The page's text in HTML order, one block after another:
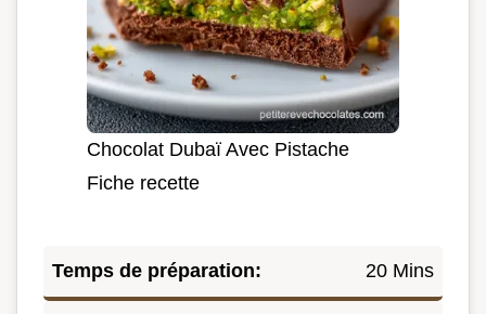
Chocolat Dubaï Avec Pistache
Fiche recette
Temps de préparation: 20 Mins